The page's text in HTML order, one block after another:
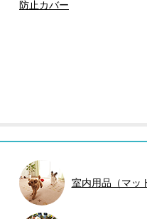
防止カバー
室内用品（マッ